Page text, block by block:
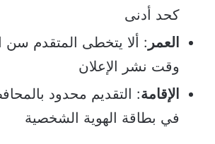
كحد أدنى
العمر : ألا يتخطى المتقدم سن
وقت نشر الإعلان
الإقامة: التقديم محدود
في بطاقة الهوية الشخصية